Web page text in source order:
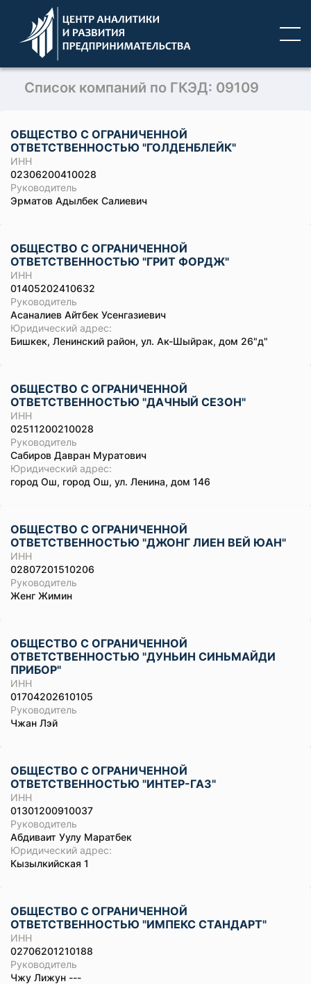
Список компаний по ГКЭД: 09109
ОБЩЕСТВО С ОГРАНИЧЕННОЙ
ОТВЕТСТВЕННОСТЬЮ "ГОЛДЕНБЛЕЙК"
ИНН
02306200410028
Руководитель
Эрматов Адылбек Салиевич
ОБЩЕСТВО С ОГРАНИЧЕННОЙ
ОТВЕТСТВЕННОСТЬЮ "ГРИТ ФОРДЖ"
ИНН
01405202410632
Руководитель
Асаналиев Айтбек Усенгазиевич
Юридический адрес:
Бишкек, Ленинский район, ул. Ак-Шыйрак, дом 26"д"
ОБЩЕСТВО С ОГРАНИЧЕННОЙ
ОТВЕТСТВЕННОСТЬЮ "ДАЧНЫЙ СЕЗОН"
ИНН
02511200210028
Руководитель
Сабиров Давран Муратович
Юридический адрес:
город Ош, город Ош, ул. Ленина, дом 146
ОБЩЕСТВО С ОГРАНИЧЕННОЙ
ОТВЕТСТВЕННОСТЬЮ "ДЖОНГ ЛИЕН ВЕЙ ЮАН"
ИНН
02807201510206
Руководитель
Женг Жимин
ОБЩЕСТВО С ОГРАНИЧЕННОЙ
ОТВЕТСТВЕННОСТЬЮ "ДУНЬИН СИНЬМАЙДИ
ПРИБОР"
ИНН
01704202610105
Руководитель
Чжан Лэй
ОБЩЕСТВО С ОГРАНИЧЕННОЙ
ОТВЕТСТВЕННОСТЬЮ "ИНТЕР-ГАЗ"
ИНН
01301200910037
Руководитель
Абдиваит Уулу Маратбек
Юридический адрес:
Кызылкийская 1
ОБЩЕСТВО С ОГРАНИЧЕННОЙ
ОТВЕТСТВЕННОСТЬЮ "ИМПЕКС СТАНДАРТ"
ИНН
02706201210188
Руководитель
Чжу Лижун ---